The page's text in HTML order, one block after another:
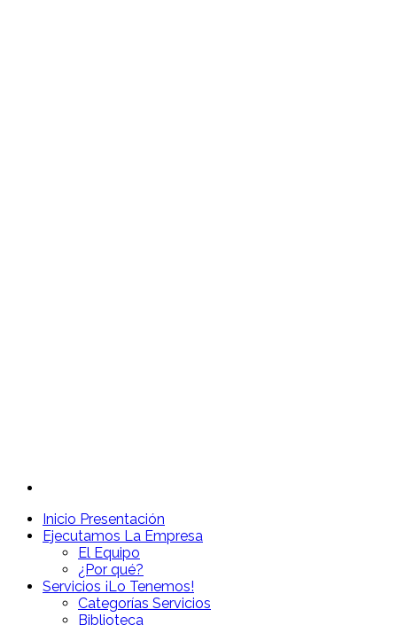
Inicio Presentación
Ejecutamos La Empresa
El Equipo
¿Por qué?
Servicios ¡Lo Tenemos!
Categorías Servicios
Biblioteca